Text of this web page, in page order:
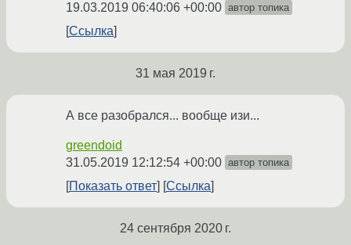
19.03.2019 06:40:06 +00:00 автор топика
Ссылка
31 мая 2019 г.
А все разобрался... вообще изи...
greendoid
31.05.2019 12:12:54 +00:00 автор топика
Показать ответ Ссылка
24 сентября 2020 г.